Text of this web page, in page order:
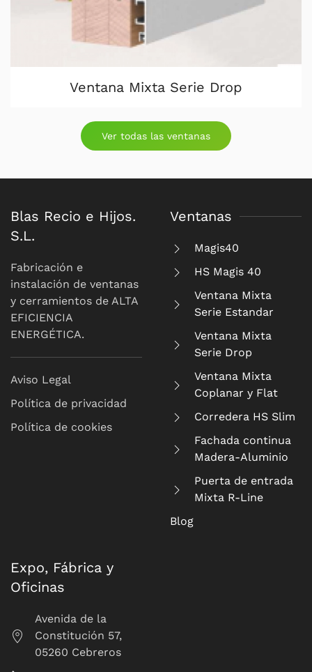
Ventana Mixta Serie Drop
Ver todas las ventanas
Blas Recio e Hijos.
S.L.
Fabricación e
instalación de ventanas
y cerramientos de ALTA
EFICIENCIA
ENERGÉTICA.
Aviso Legal
Política de privacidad
Política de cookies
Ventanas
Magis40
HS Magis 40
Ventana Mixta
Serie Estandar
Ventana Mixta
Serie Drop
Ventana Mixta
Coplanar y Flat
Corredera HS Slim
Fachada continua
Madera-Aluminio
Puerta de entrada
Mixta R-Line
Blog
Expo, Fábrica y
Oficinas
Avenida de la
Constitución 57,
05260 Cebreros